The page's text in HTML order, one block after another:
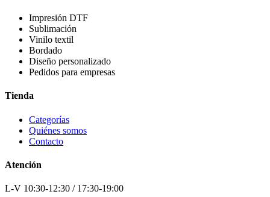
Impresión DTF
Sublimación
Vinilo textil
Bordado
Diseño personalizado
Pedidos para empresas
Tienda
Categorías
Quiénes somos
Contacto
Atención
L-V 10:30-12:30 / 17:30-19:00